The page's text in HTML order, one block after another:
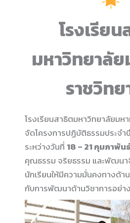
โรงเรีย
มหาวิทยาลั
ราชวิท
โรงเรียนสาธิตมหาวิทยาลัยมห
จัดโครงการปฏิบัติธรรมประจำ
ระหว่างวันที่ 18 – 21 กุมภาพัน
คุณธรรม จริยธรรม และพัฒน
นักเรียนให้มีความมั่นคงทางด้า
กับการพัฒนาด้านวิชาการอย่า